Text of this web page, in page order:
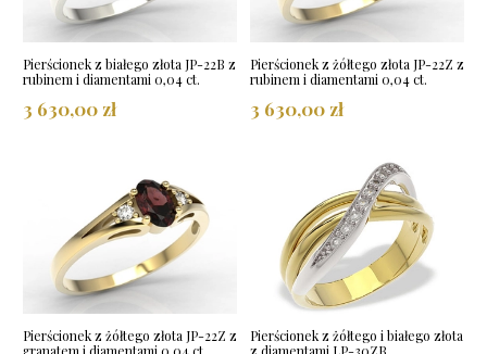
Pierścionek z białego złota JP-22B z
rubinem i diamentami 0,04 ct.
3 630,00 zł
Pierścionek z żółtego złota JP-22Z z
rubinem i diamentami 0,04 ct.
3 630,00 zł
Pierścionek z żółtego złota JP-22Z z
granatem i diamentami 0,04 ct.
Pierścionek z żółtego i białego złota
z diamentami LP-30ZB